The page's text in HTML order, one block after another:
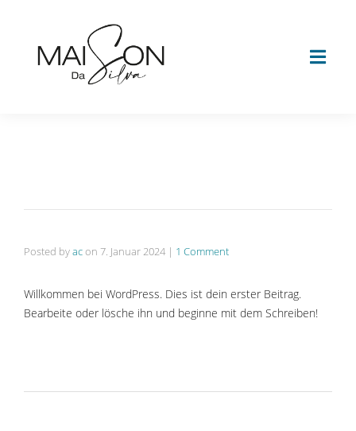
Posted byacon 7. Januar 2024 | 1 Comment
Willkommen bei WordPress. Dies ist dein erster Beitrag.
Bearbeite oder lösche ihn und beginne mit dem Schreiben!